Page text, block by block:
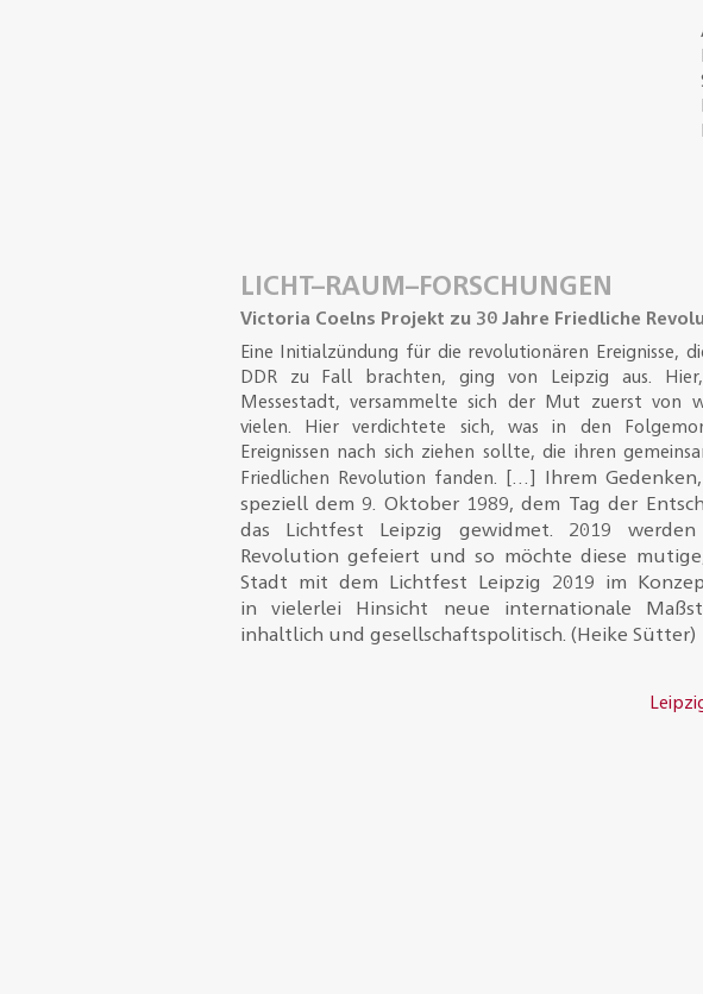
LICHT–RAUM–FORSCHUNGEN
Victoria Coelns Projekt zu 30 Jahre Friedliche
Eine Initialzündung für die revolutionären Ereignisse,
DDR zu Fall brachten, ging von Leipzig aus.
Messestadt, versammelte sich der Mut zuerst von
vielen. Hier verdichtete sich, was in den
Ereignissen nach sich ziehen sollte, die ihren
Friedlichen Revolution fanden. […] Ihrem
speziell dem 9. Oktober 1989, dem Tag der
das Lichtfest Leipzig gewidmet. 2019
Revolution gefeiert und so möchte diese
Stadt mit dem Lichtfest Leipzig 2019 im
in vielerlei Hinsicht neue internationale
inhaltlich und gesellschaftspolitisch. (Heike Sütter)